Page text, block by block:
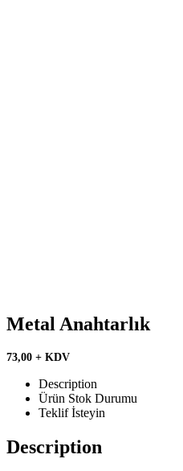
Metal Anahtarlık
73,00 + KDV
Description
Ürün Stok Durumu
Teklif İsteyin
Description